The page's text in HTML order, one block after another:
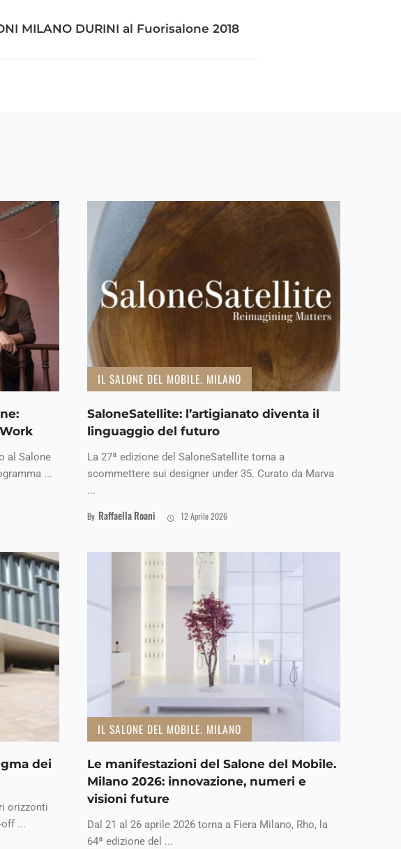
MILANO DURINI al Fuorisalone 2018
al Salone
...
IL SALONE DEL MOBILE. MILANO
SaloneSatellite: l’artigianato diventa il
linguaggio del futuro
La 27ª edizione del SaloneSatellite torna a
scommettere sui designer under 35. Curato da Marva
...
By Raffaella Roani 12 Aprile 2026
dei
orizzonti
...
IL SALONE DEL MOBILE. MILANO
Le manifestazioni del Salone del Mobile.
Milano 2026: innovazione, numeri e
visioni future
Dal 21 al 26 aprile 2026 torna a Fiera Milano, Rho, la
64ª edizione del ...